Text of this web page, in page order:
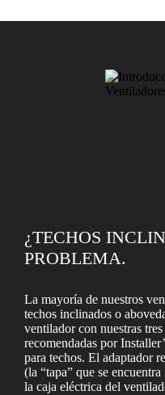
¿TECHOS
PROBLEMA.
La mayoría de nuestros
techos inclinados o
ventilador con nuestras
recomendadas por
para techos. El adaptador
(la “tapa” que se
la caja eléctrica del